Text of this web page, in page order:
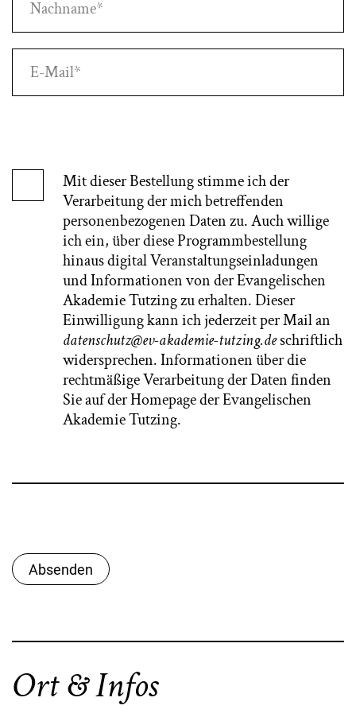
E-Mail*
Mit dieser Bestellung stimme ich der
Verarbeitung der mich betreffenden
personenbezogenen Daten zu. Auch willige
ich ein, über diese Programmbestellung
hinaus digital Veranstaltungseinladungen
und Informationen von der Evangelischen
Akademie Tutzing zu erhalten. Dieser
Einwilligung kann ich jederzeit per Mail an
datenschutz@ev-akademie-tutzing.deschriftlich
widersprechen. Informationen über die
rechtmäßige Verarbeitung der Daten finden
Sie auf der Homepage der Evangelischen
Akademie Tutzing.
Absenden
Ort & Infos